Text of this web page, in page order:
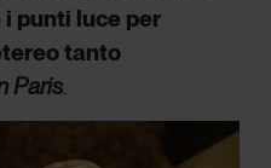
punti luce per
tanto
Paris.